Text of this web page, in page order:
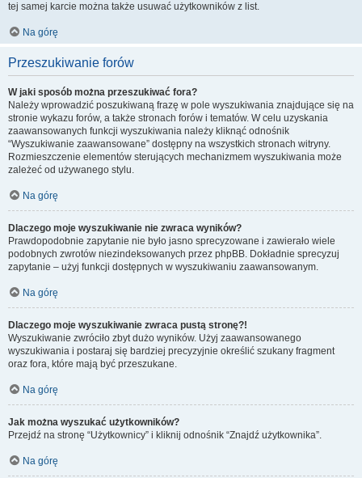
tej samej karcie można także usuwać użytkowników z list.
Na górę
Przeszukiwanie forów
W jaki sposób można przeszukiwać fora?
Należy wprowadzić poszukiwaną frazę w pole wyszukiwania znajdujące się na
stronie wykazu forów, a także stronach forów i tematów. W celu uzyskania
zaawansowanych funkcji wyszukiwania należy kliknąć odnośnik
“Wyszukiwanie zaawansowane” dostępny na wszystkich stronach witryny.
Rozmieszczenie elementów sterujących mechanizmem wyszukiwania może
zależeć od używanego stylu.
Na górę
Dlaczego moje wyszukiwanie nie zwraca wyników?
Prawdopodobnie zapytanie nie było jasno sprecyzowane i zawierało wiele
podobnych zwrotów niezindeksowanych przez phpBB. Dokładnie sprecyzuj
zapytanie – użyj funkcji dostępnych w wyszukiwaniu zaawansowanym.
Na górę
Dlaczego moje wyszukiwanie zwraca pustą stronę?!
Wyszukiwanie zwróciło zbyt dużo wyników. Użyj zaawansowanego
wyszukiwania i postaraj się bardziej precyzyjnie określić szukany fragment
oraz fora, które mają być przeszukane.
Na górę
Jak można wyszukać użytkowników?
Przejdź na stronę “Użytkownicy” i kliknij odnośnik “Znajdź użytkownika”.
Na górę